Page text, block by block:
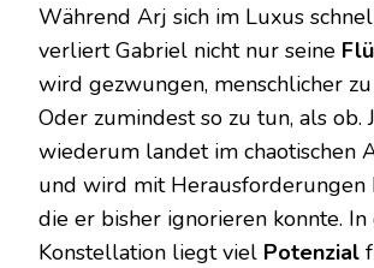
Während Arj sich im Luxus
verliert Gabriel nicht nur seine
wird gezwungen, menschlicher
Oder zumindest so zu tun, als ob.
wiederum landet im chaotischen
und wird mit Herausforderungen
die er bisher ignorieren konnte. In
Konstellation liegt viel Potenzial